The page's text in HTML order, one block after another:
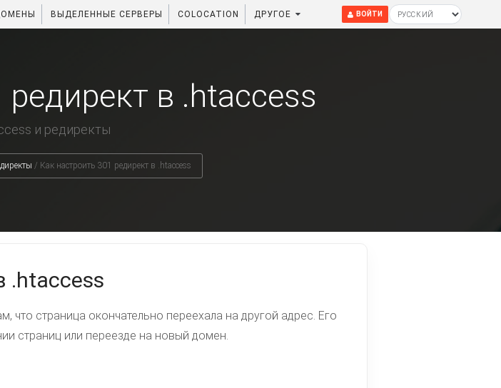
ВЫДЕЛЕННЫЕ СЕРВЕРЫ COLOCATION ДРУГОЕ ВОЙТИ
в .htaccess
и редиректы
/ Как настроить 301 редирект в .htaccess
.htaccess
страница окончательно переехала на другой адрес. Его
страниц или переезде на новый домен.